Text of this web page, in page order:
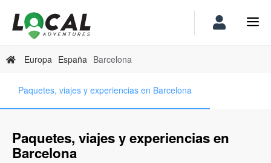
Europa España Barcelona
Paquetes, viajes y experiencias en Barcelona
Paquetes, viajes y experiencias en
Barcelona